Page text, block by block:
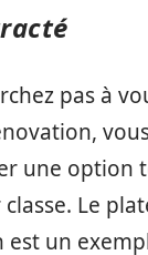
pas à
une option
classe. Le
est un